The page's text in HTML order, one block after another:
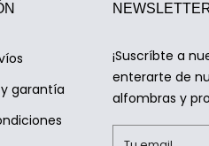
garantía
¡Suscríbte a
enterarte de
alfombras y